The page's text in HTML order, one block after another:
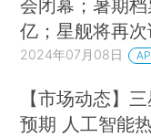
会闭幕；暑期
亿；星舰将再
2024年07月08日
【市场动态】
预期 人工智能